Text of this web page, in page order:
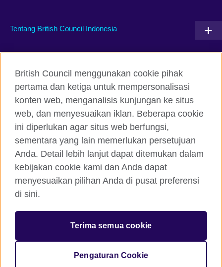
Tentang British Council Indonesia
Facebook Instagram
Twitter TikTok
British Council global
Kerahasiaan dan Ketentuan Pemakaian
Cookie
Peta situs
© 2026 British Council
The United Kingdom’s international organisation for cultural
209131 (England and Wales) SC037733 (Scotland)
British Council menggunakan cookie pihak
pertama dan ketiga untuk mempersonalisasi
konten web, menganalisis kunjungan ke situs
web, dan menyesuaikan iklan. Beberapa cookie
ini diperlukan agar situs web berfungsi,
sementara yang lain memerlukan persetujuan
Anda. Detail lebih lanjut dapat ditemukan dalam
kebijakan cookie kami dan Anda dapat
menyesuaikan pilihan Anda di pusat preferensi
di sini.
Terima semua cookie
Pengaturan Cookie